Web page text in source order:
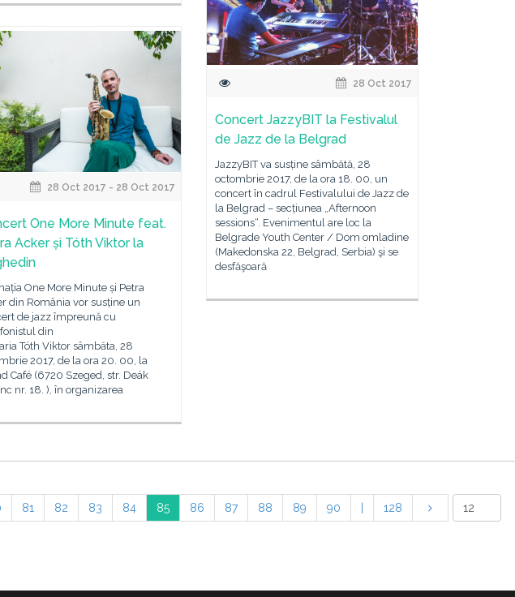
28 Oct 2017
Concert JazzyBIT la Festivalul
de Jazz de la Belgrad
JazzyBIT va susține sâmbătă, 28
octombrie 2017, de la ora 18. 00, un
concert în cadrul Festivalului de Jazz de
la Belgrad – secțiunea „Afternoon
sessions“. Evenimentul are loc la
Belgrade Youth Center / Dom omladine
(Makedonska 22, Belgrad, Serbia) şi se
desfăşoară
28 Oct 2017 - 28 Oct 2017
One More Minute feat.
Acker și Tóth Viktor la
One More Minute și Petra
din România vor susține un
de jazz împreună cu
din
Tóth Viktor sâmbăta, 28
2017, de la ora 20. 00, la
Café (6720 Szeged, str. Deák
nr. 18. ), în organizarea
81 82 83 84 85 86 87 88 89 90 128